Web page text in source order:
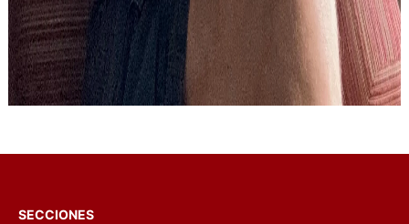
SECCIONES